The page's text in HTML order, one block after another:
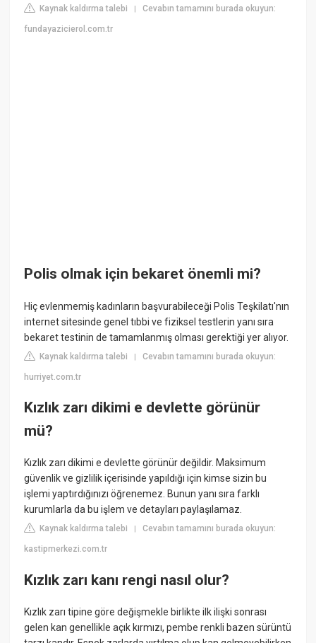
Kaynak kaldırma talebi |Cevabın tamamını burada okuyun:
fundayazicierol.com.tr
Polis olmak için bekaret önemli mi?
Hiç evlenmemiş kadınların başvurabileceği Polis Teşkilatı'nın
internet sitesinde genel tıbbi ve fiziksel testlerin yanı sıra
bekaret testinin de tamamlanmış olması gerektiği yer alıyor.
Kaynak kaldırma talebi |Cevabın tamamını burada okuyun:
hurriyet.com.tr
Kızlık zarı dikimi e devlette görünür
mü?
Kızlık zarı dikimi e devlette görünür değildir. Maksimum
güvenlik ve gizlilik içerisinde yapıldığı için kimse sizin bu
işlemi yaptırdığınızı öğrenemez. Bunun yanı sıra farklı
kurumlarla da bu işlem ve detayları paylaşılamaz.
Kaynak kaldırma talebi |Cevabın tamamını burada okuyun:
kastipmerkezi.com.tr
Kızlık zarı kanı rengi nasıl olur?
Kızlık zarı tipine göre değişmekle birlikte ilk ilişki sonrası
gelen kan genellikle açık kırmızı, pembe renkli bazen sürüntü